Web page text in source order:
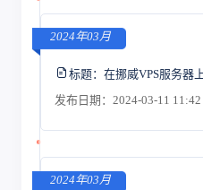
2024年03月
标题： 在挪威VPS服务器
发布日期：2024-03-11 11:42
2024年03月